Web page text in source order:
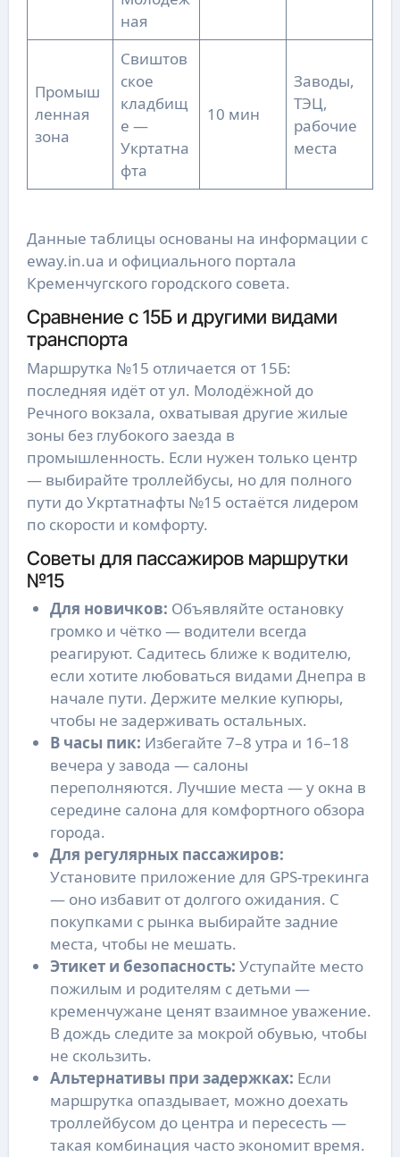
ная
Промыш
ленная
зона
Свиштов
ское
кладбищ
е —
Укртатна
фта
10 мин
Заводы,
ТЭЦ,
рабочие
места
Данные таблицы основаны на информации с
eway.in.ua и официального портала
Кременчугского городского совета.
Сравнение с 15Б и другими видами
транспорта
Маршрутка №15 отличается от 15Б:
последняя идёт от ул. Молодёжной до
Речного вокзала, охватывая другие жилые
зоны без глубокого заезда в
промышленность. Если нужен только центр
— выбирайте троллейбусы, но для полного
пути до Укртатнафты №15 остаётся лидером
по скорости и комфорту.
Советы для пассажиров маршрутки
№15
Для новичков: Объявляйте остановку
громко и чётко — водители всегда
реагируют. Садитесь ближе к водителю,
если хотите любоваться видами Днепра в
начале пути. Держите мелкие купюры,
чтобы не задерживать остальных.
В часы пик: Избегайте 7–8 утра и 16–18
вечера у завода — салоны
переполняются. Лучшие места — у окна в
середине салона для комфортного обзора
города.
Для регулярных пассажиров:
Установите приложение для GPS-трекинга
— оно избавит от долгого ожидания. С
покупками с рынка выбирайте задние
места, чтобы не мешать.
Этикет и безопасность: Уступайте место
пожилым и родителям с детьми —
кременчужане ценят взаимное уважение.
В дождь следите за мокрой обувью, чтобы
не скользить.
Альтернативы при задержках: Если
маршрутка опаздывает, можно доехать
троллейбусом до центра и пересесть —
такая комбинация часто экономит время.